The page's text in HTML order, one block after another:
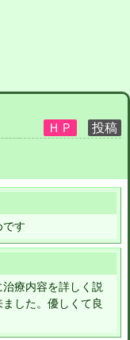
です
療内容を詳しく説
した。優しくて良